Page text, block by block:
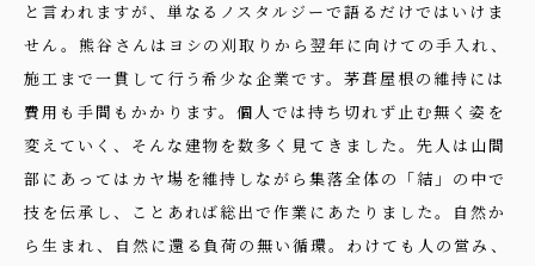
と言われますが、単なるノスタルジーで語るだけではいけま
せん。熊谷さんはヨシの刈取りから翌年に向けての手入れ、
施工まで一貫して行う希少な企業です。茅葺屋根の維持には
費用も手間もかかります。個人では持ち切れず止む無く姿を
変えていく、そんな建物を数多く見てきました。先人は山間
部にあってはカヤ場を維持しながら集落全体の「結」の中で
技を伝承し、ことあれば総出で作業にあたりました。自然か
ら生まれ、自然に還る負荷の無い循環。わけても人の営み、